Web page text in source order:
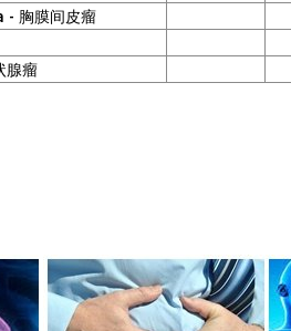
胸膜间皮瘤
腺瘤